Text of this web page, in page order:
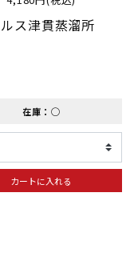
ス津貫蒸溜所
在庫：◯
カートに入れる